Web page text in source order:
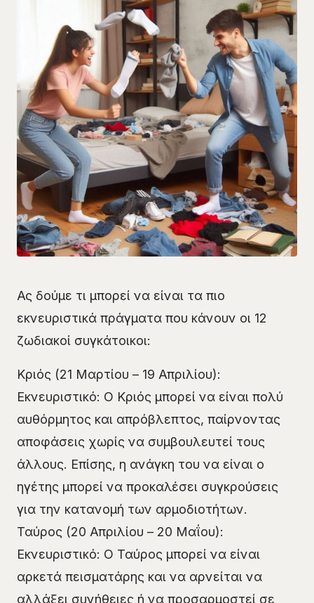
Ας δούμε τι μπορεί να είναι τα πιο
εκνευριστικά πράγματα που κάνουν οι 12
ζωδιακοί συγκάτοικοι:
Κριός (21 Μαρτίου – 19 Απριλίου):
Εκνευριστικό: Ο Κριός μπορεί να είναι πολύ
αυθόρμητος και απρόβλεπτος, παίρνοντας
αποφάσεις χωρίς να συμβουλευτεί τους
άλλους. Επίσης, η ανάγκη του να είναι ο
ηγέτης μπορεί να προκαλέσει συγκρούσεις
για την κατανομή των αρμοδιοτήτων.
Ταύρος (20 Απριλίου – 20 Μαΐου):
Εκνευριστικό: Ο Ταύρος μπορεί να είναι
αρκετά πεισματάρης και να αρνείται να
αλλάξει συνήθειες ή να προσαρμοστεί σε